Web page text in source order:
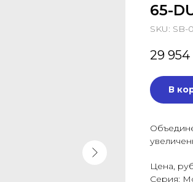
65-
SKU: SB-
29 954
В
Цена,
Серия: